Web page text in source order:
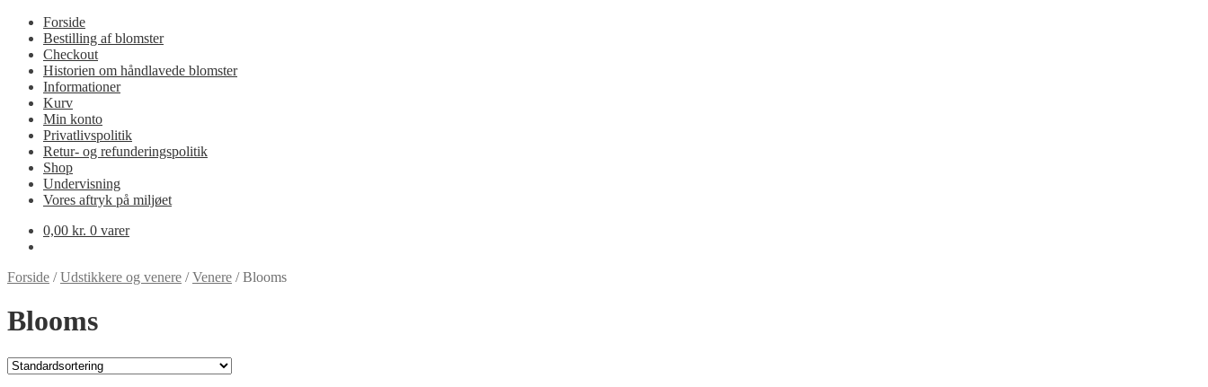
Forside
Bestilling af blomster
Checkout
Historien om håndlavede blomster
Informationer
Kurv
Min konto
Privatlivspolitik
Retur- og refunderingspolitik
Shop
Undervisning
Vores aftryk på miljøet
0,00 kr. 0 varer
Forside /Udstikkere og venere /Venere /Blooms
Blooms